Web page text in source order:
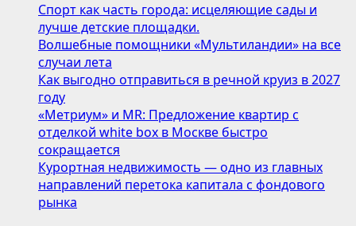
Счастливого
Нового
Года!”
Спорт как часть города: исцеляющие сады и
лучше детские площадки.
Волшебные помощники «Мультиландии» на все
случаи лета
Как выгодно отправиться в речной круиз в 2027
году
«Метриум» и MR: Предложение квартир с
отделкой white box в Москве быстро
сокращается
Курортная недвижимость — одно из главных
направлений перетока капитала с фондового
рынка